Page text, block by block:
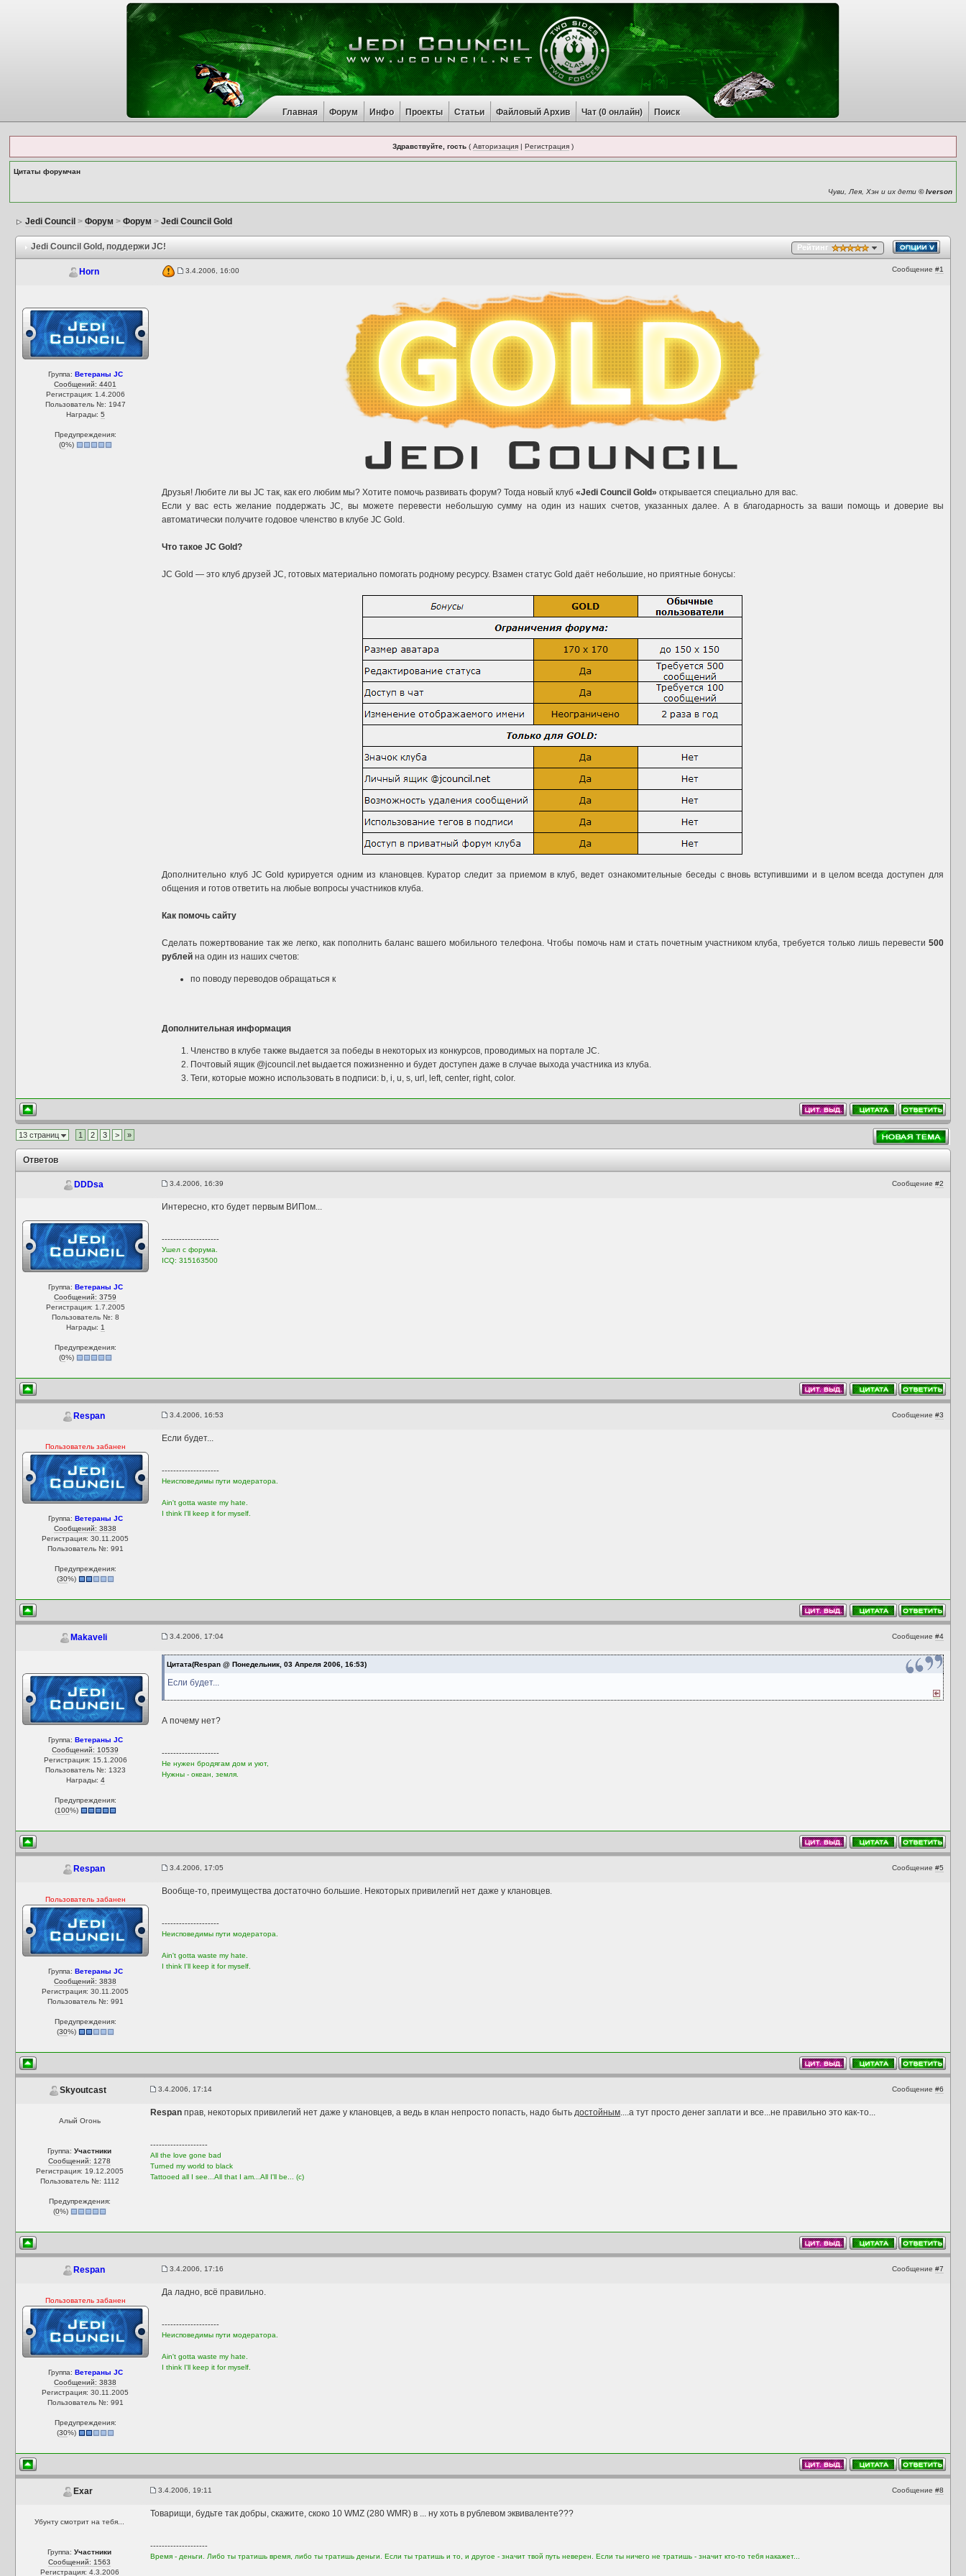
Главная Форум Инфо Проекты Статьи Файловый Архив Чат (0онлайн) Поиск
Здравствуйте, гость( Авторизация| Регистрация)
Цитаты форумчан
Чуви, Лея, Хэн и их дети © Iverson
Jedi Council > Форум > Форум > Jedi Council Gold
Jedi Council Gold, поддержи JC! Рейтинг
Horn 3.4.2006, 16:00 Сообщение #1
Группа: Ветераны JC
Сообщений: 4401
Регистрация: 1.4.2006
Пользователь №: 1947
Награды: 5
Предупреждения:
(0%)
Друзья! Любите ли вы JC так, как его любим мы? Хотите помочь развивать форум? Тогда новый клуб «Jedi Council Gold» открывается специально для вас.
Если у вас есть желание поддержать JC, вы можете перевести небольшую сумму на один из наших счетов, указанных далее. А в благодарность за ваши помощь и доверие вы
автоматически получите годовое членство в клубе JC Gold.
Что такое JC Gold?
JC Gold — это клуб друзей JC, готовых материально помогать родному ресурсу. Взамен статус Gold даёт небольшие, но приятные бонусы:
Дополнительно клуб JC Gold курируется одним из клановцев. Куратор следит за приемом в клуб, ведет ознакомительные беседы с вновь вступившими и в целом всегда доступен для
общения и готов ответить на любые вопросы участников клуба.
Как помочь сайту
Сделать пожертвование так же легко, как пополнить баланс вашего мобильного телефона. Чтобы помочь нам и стать почетным участником клуба, требуется только лишь перевести 500
рублейна один из наших счетов:
по поводу переводов обращаться к
Дополнительная информация
Членство в клубе также выдается за победы в некоторых из конкурсов, проводимых на портале JC.
Почтовый ящик @jcouncil.net выдается пожизненно и будет доступен даже в случае выхода участника из клуба.
Теги, которые можно использовать в подписи: b, i, u, s, url, left, center, right, color.
13 страниц 1 2 3 > »
Ответов
DDDsa 3.4.2006, 16:39 Сообщение #2
Группа: Ветераны JC
Сообщений: 3759
Регистрация: 1.7.2005
Пользователь №: 8
Награды: 1
Предупреждения:
(0%)
Интересно, кто будет первым ВИПом...
--------------------
Ушел с форума.
ICQ: 315163500
Respan 3.4.2006, 16:53 Сообщение #3
Пользователь забанен
Группа: Ветераны JC
Сообщений: 3838
Регистрация: 30.11.2005
Пользователь №: 991
Предупреждения:
(30%)
Если будет...
--------------------
Неисповедимы пути модератора.
Ain't gotta waste my hate.
I think I'll keep it for myself.
Makaveli 3.4.2006, 17:04 Сообщение #4
Группа: Ветераны JC
Сообщений: 10539
Регистрация: 15.1.2006
Пользователь №: 1323
Награды: 4
Предупреждения:
(100%)
Цитата(Respan @ Понедельник, 03 Апреля 2006, 16:53)
Если будет...
А почему нет?
--------------------
Не нужен бродягам дом и уют,
Нужны - океан, земля.
Respan 3.4.2006, 17:05 Сообщение #5
Пользователь забанен
Группа: Ветераны JC
Сообщений: 3838
Регистрация: 30.11.2005
Пользователь №: 991
Предупреждения:
(30%)
Вообще-то, преимущества достаточно большие. Некоторых привилегий нет даже у клановцев.
--------------------
Неисповедимы пути модератора.
Ain't gotta waste my hate.
I think I'll keep it for myself.
Skyoutcast 3.4.2006, 17:14 Сообщение #6
Алый Огонь
Группа:Участники
Сообщений: 1278
Регистрация: 19.12.2005
Пользователь №: 1112
Предупреждения:
(0%)
Respanправ, некоторых привилегий нет даже у клановцев, а ведь в клан непросто попасть, надо быть достойным....а тут просто денег заплати и все...не правильно это как-то...
--------------------
All the love gone bad
Turned my world to black
Tattooed all I see...All that I am...All I'll be... (с)
Respan 3.4.2006, 17:16 Сообщение #7
Пользователь забанен
Группа: Ветераны JC
Сообщений: 3838
Регистрация: 30.11.2005
Пользователь №: 991
Предупреждения:
(30%)
Да ладно, всё правильно.
--------------------
Неисповедимы пути модератора.
Ain't gotta waste my hate.
I think I'll keep it for myself.
Exar 3.4.2006, 19:11 Сообщение #8
Убунту смотрит на тебя...
Группа:Участники
Сообщений: 1563
Регистрация: 4.3.2006
Товарищи, будьте так добры, скажите, скоко 10 WMZ (280 WMR) в ... ну хоть в рублевом эквиваленте???
--------------------
Время - деньги. Либо ты тратишь время, либо ты тратишь деньги. Если ты тратишь и то, и другое - значит твой путь неверен. Если ты ничего не тратишь - значит кто-то тебя накажет...